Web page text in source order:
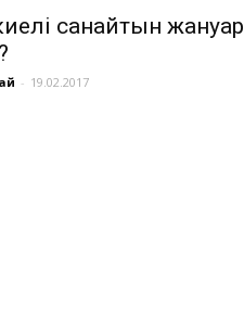
санайтын жануар
- 19.02.2017